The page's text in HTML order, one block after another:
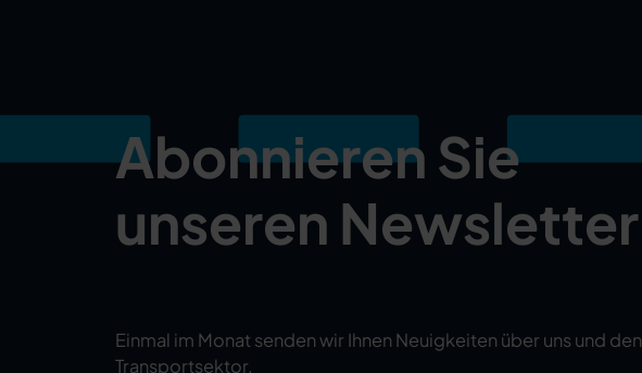
Abonnieren Sie
unseren Newsletter
Einmal im Monat senden wir Ihnen Neuigkeiten über uns und den
Transportsektor.